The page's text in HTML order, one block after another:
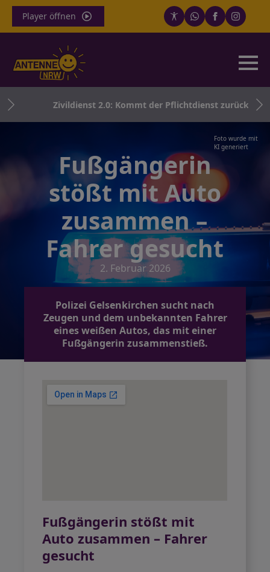
Player öffnen
Zivildienst 2.0: Kommt der Pflichtdienst zurück?
Foto wurde mit
KI generiert
Fußgängerin
stößt mit Auto
zusammen –
Fahrer gesucht
2. Februar 2026
Polizei Gelsenkirchen sucht nach
Zeugen und dem unbekannten Fahrer
eines weißen Autos, das mit einer
Fußgängerin zusammenstieß.
Fußgängerin stößt mit
Auto zusammen – Fahrer
gesucht